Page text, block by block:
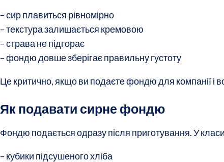
– сир плавиться рівномірно
– текстура залишається кремовою
– страва не підгорає
– фондю довше зберігає правильну густоту
Це критично, якщо ви подаєте фондю для компанії і
Як подавати сирне фондю
Фондю подається одразу після приготування. У
– кубики підсушеного хліба